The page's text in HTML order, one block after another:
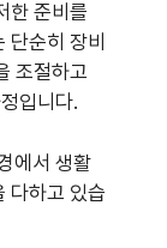
한 준비를
순히 장비
조절하고
입니다.
에서 생활
다하고 있습